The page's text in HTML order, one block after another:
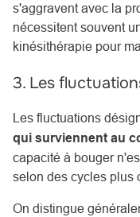
s'aggravent avec la
nécessitent souvent
kinésithérapie pour
3. Les
Les fluctuations
qui surviennent au
capacité à bouger
selon des cycles plus
On distingue